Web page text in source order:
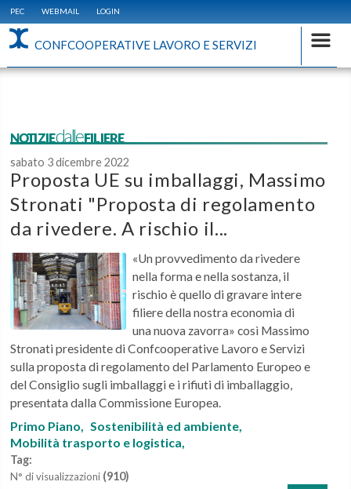
PEC WEBMAIL LOGIN
CONFCOOPERATIVE LAVORO E SERVIZI
NOTIZIEdalleFILIERE
sabato 3 dicembre 2022
Proposta UE su imballaggi, Massimo
Stronati "Proposta di regolamento
da rivedere. A rischio il...
«Un provvedimento da rivedere
nella forma e nella sostanza, il
rischio è quello di gravare intere
filiere della nostra economia di
una nuova zavorra» così Massimo
Stronati presidente di Confcooperative Lavoro e Servizi
sulla proposta di regolamento del Parlamento Europeo e
del Consiglio sugli imballaggi e i rifiuti di imballaggio,
presentata dalla Commissione Europea.
Primo Piano,
Sostenibilità ed ambiente,
Mobilità trasporto e logistica,
Tag:
N° di visualizzazioni (910)